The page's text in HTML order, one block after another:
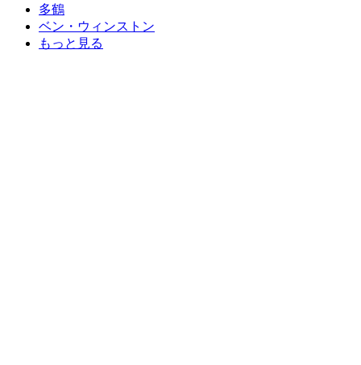
多鶴
ベン・ウィンストン
もっと見る